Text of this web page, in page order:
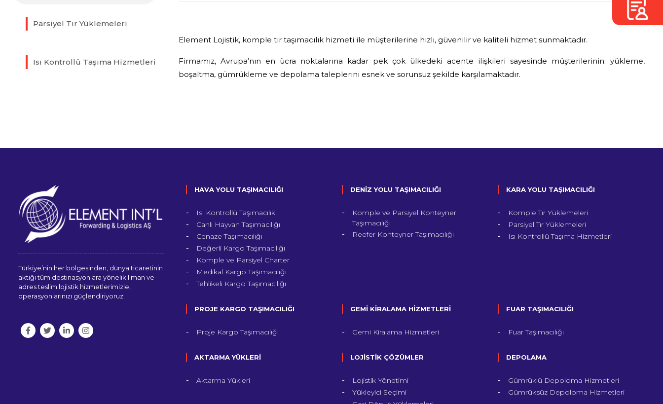
Parsiyel Tır Yüklemeleri
Isı Kontrollü Taşıma Hizmetleri
Element Lojistik, komple tır taşımacılık hizmeti ile müşterilerine hızlı, güvenilir ve kaliteli hizmet sunmaktadır.
Firmamız, Avrupa’nın en ücra noktalarına kadar pek çok ülkedeki acente ilişkileri sayesinde müşterilerinin; yükleme,
boşaltma, gümrükleme ve depolama taleplerini esnek ve sorunsuz şekilde karşılamaktadır.
Türkiye’nin her bölgesinden, dünya ticaretinin
aktığı tüm destinasyonlara yönelik liman ve
adres teslim lojistik hizmetlerimizle,
operasyonlarınızı güçlendiriyoruz.
HAVA YOLU TAŞIMACILIĞI
Isı Kontrollü Taşımacılık
Canlı Hayvan Taşımacılığı
Cenaze Taşımacılığı
Değerli Kargo Taşımacılığı
Komple ve Parsiyel Charter
Medikal Kargo Taşımacılığı
Tehlikeli Kargo Taşımacılığı
DENİZ YOLU TAŞIMACILIĞI
Komple ve Parsiyel Konteyner
Taşımacılığı
Reefer Konteyner Taşımacılığı
KARA YOLU TAŞIMACILIĞI
Komple Tır Yüklemeleri
Parsiyel Tır Yüklemeleri
Isı Kontrollü Taşıma Hizmetleri
PROJE KARGO TAŞIMACILIĞI
Proje Kargo Taşımacılığı
GEMİ KİRALAMA HİZMETLERİ
Gemi Kiralama Hizmetleri
FUAR TAŞIMACILIĞI
Fuar Taşımacılığı
AKTARMA YÜKLERİ
Aktarma Yükleri
LOJİSTİK ÇÖZÜMLER
Lojistik Yönetimi
Yükleyici Seçimi
DEPOLAMA
Gümrüklü Depoloma Hizmetleri
Gümrüksüz Depoloma Hizmetleri